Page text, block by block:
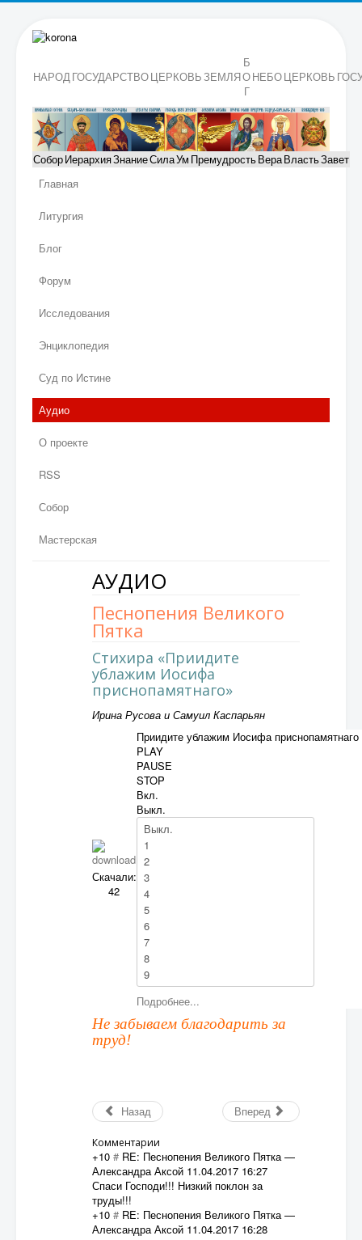
НАРОДГОСУДАРСТВОЦЕРКОВЬЗЕМЛЯ
Б
О
Г
НЕБОЦЕРКОВЬ
СоборИерархияЗнаниеСилаУм ПремудростьВераВластьЗавет
Главная
Литургия
Блог
Форум
Исследования
Энциклопедия
Суд по Истине
Аудио
О проекте
RSS
Собор
Мастерская
АУДИО
Песнопения Великого
Пятка
Стихира «Приидите
ублажим Иосифа
приснопамятнаго»
Ирина Русова и Самуил Каспарьян
Скачали:
42
Приидите ублажим Иосифа приснопамятнаго
PLAY
PAUSE
STOP
Вкл.
Выкл.
Подробнее...
Не забываем благодарить за
труд!
Назад Вперед
Комментарии
+10 # RE: Песнопения Великого Пятка—
Александра Аксой 11.04.2017 16:27
Спаси Господи!!! Низкий поклон за
труды!!!
+10 # RE: Песнопения Великого Пятка—
Александра Аксой 11.04.2017 16:28